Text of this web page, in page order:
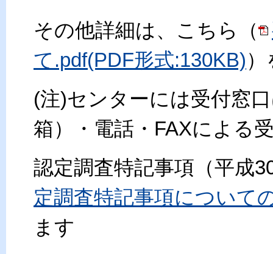
その他詳細は、こちら（
て.pdf(PDF形式:130KB)
(注)センターには受付窓
箱）・電話・FAXによる
認定調査特記事項（平
定調査特記事項について
ます